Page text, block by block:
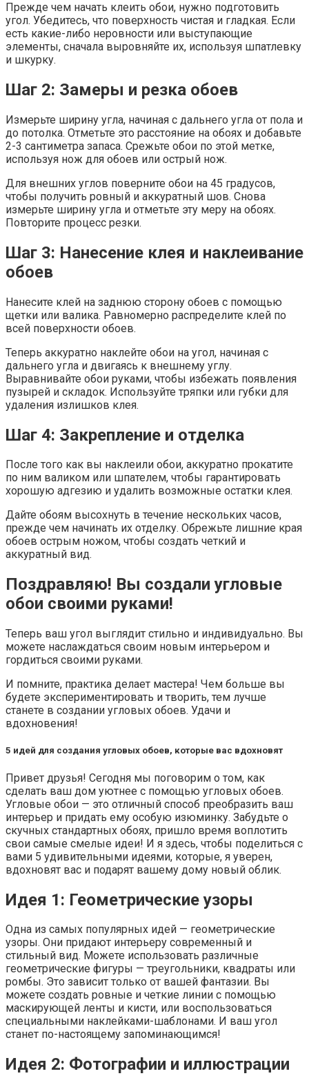
Прежде чем начать клеить обои, нужно подготовить
угол. Убедитесь, что поверхность чистая и гладкая. Если
есть какие-либо неровности или выступающие
элементы, сначала выровняйте их, используя шпатлевку
и шкурку.
Шаг 2: Замеры и резка обоев
Измерьте ширину угла, начиная с дальнего угла от пола и
до потолка. Отметьте это расстояние на обоях и добавьте
2-3 сантиметра запаса. Срежьте обои по этой метке,
используя нож для обоев или острый нож.
Для внешних углов поверните обои на 45 градусов,
чтобы получить ровный и аккуратный шов. Снова
измерьте ширину угла и отметьте эту меру на обоях.
Повторите процесс резки.
Шаг 3: Нанесение клея и наклеивание
обоев
Нанесите клей на заднюю сторону обоев с помощью
щетки или валика. Равномерно распределите клей по
всей поверхности обоев.
Теперь аккуратно наклейте обои на угол, начиная с
дальнего угла и двигаясь к внешнему углу.
Выравнивайте обои руками, чтобы избежать появления
пузырей и складок. Используйте тряпки или губки для
удаления излишков клея.
Шаг 4: Закрепление и отделка
После того как вы наклеили обои, аккуратно прокатите
по ним валиком или шпателем, чтобы гарантировать
хорошую адгезию и удалить возможные остатки клея.
Дайте обоям высохнуть в течение нескольких часов,
прежде чем начинать их отделку. Обрежьте лишние края
обоев острым ножом, чтобы создать четкий и
аккуратный вид.
Поздравляю! Вы создали угловые
обои своими руками!
Теперь ваш угол выглядит стильно и индивидуально. Вы
можете наслаждаться своим новым интерьером и
гордиться своими руками.
И помните, практика делает мастера! Чем больше вы
будете экспериментировать и творить, тем лучше
станете в создании угловых обоев. Удачи и
вдохновения!
5 идей для создания угловых обоев, которые вас вдохновят
Привет друзья! Сегодня мы поговорим о том, как
сделать ваш дом уютнее с помощью угловых обоев.
Угловые обои — это отличный способ преобразить ваш
интерьер и придать ему особую изюминку. Забудьте о
скучных стандартных обоях, пришло время воплотить
свои самые смелые идеи! И я здесь, чтобы поделиться с
вами 5 удивительными идеями, которые, я уверен,
вдохновят вас и подарят вашему дому новый облик.
Идея 1: Геометрические узоры
Одна из самых популярных идей — геометрические
узоры. Они придают интерьеру современный и
стильный вид. Можете использовать различные
геометрические фигуры — треугольники, квадраты или
ромбы. Это зависит только от вашей фантазии. Вы
можете создать ровные и четкие линии с помощью
маскирующей ленты и кисти, или воспользоваться
специальными наклейками-шаблонами. И ваш угол
станет по-настоящему запоминающимся!
Идея 2: Фотографии и иллюстрации